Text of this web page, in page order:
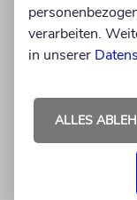
AFD-VERBOT
verarbeiten.
in unserer
ALLES